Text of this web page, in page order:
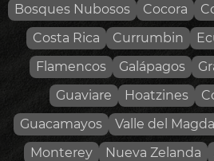
Bosques Nubosos
Cocora
Costa Rica
Currumbin
Flamencos
Galápagos
Guaviare
Hoatzines
Guacamayos
Valle del
Monterey
Nueva Zelanda